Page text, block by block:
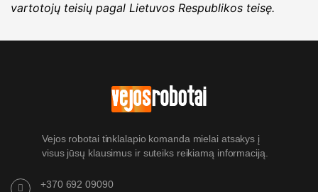
vartotojų teisių pagal Lietuvos Respublikos teisę.
Vejos robotai tinklalapio komanda mielai atsakys į
visus jūsų klausimus ir suteiks reikiamą informaciją.
+370 692 09090